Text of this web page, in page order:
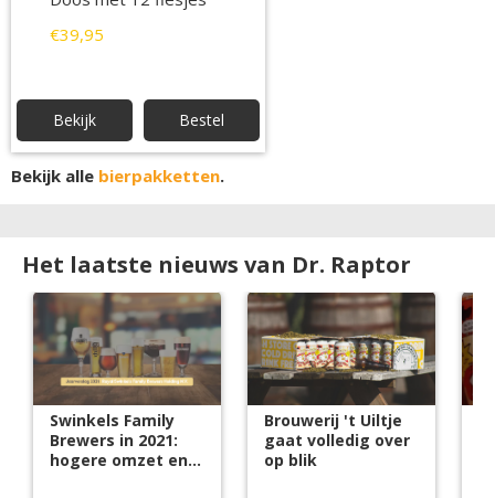
€39,95
Bekijk Bestel
Bekijk alle bierpakketten.
Het laatste nieuws van Dr. Raptor
Swinkels Family
Brewers in 2021:
hogere omzet en
Brouwerij 't Uiltje
gaat volledig over
op blik